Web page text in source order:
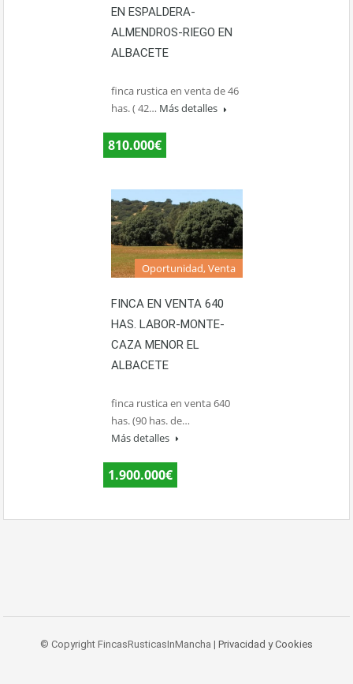
EN ESPALDERA-
ALMENDROS-RIEGO EN
ALBACETE
finca rustica en venta de 46
has. ( 42… Más detalles
810.000€
Oportunidad, Venta
FINCA EN VENTA 640
HAS. LABOR-MONTE-
CAZA MENOR EL
ALBACETE
finca rustica en venta 640
has. (90 has. de…
Más detalles
1.900.000€
© Copyright FincasRusticasInMancha | Privacidad y Cookies